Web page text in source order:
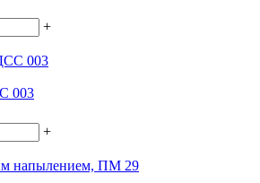
+
003
+